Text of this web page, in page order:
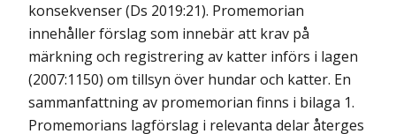
konsekvenser (Ds 2019:21). Promemorian
innehåller förslag som innebär att krav på
märkning och registrering av katter införs i lagen
(2007:1150) om tillsyn över hundar och katter. En
sammanfattning av promemorian finns i bilaga 1.
Promemorians lagförslag i relevanta delar återges